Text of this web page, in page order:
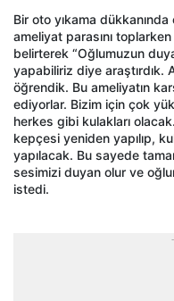
Bir oto yıkama
ameliyat parasını
belirterek “Oğlumuzun
yapabiliriz diye araştırdık.
öğrendik. Bu ameliyatın
ediyorlar. Bizim için çok
herkes gibi kulakları
kepçesi yeniden yapılıp,
yapılacak. Bu sayede
sesimizi duyan olur ve
istedi.